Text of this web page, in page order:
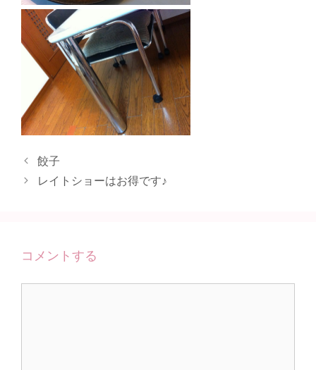
餃子
レイトショーはお得です♪
コメントする